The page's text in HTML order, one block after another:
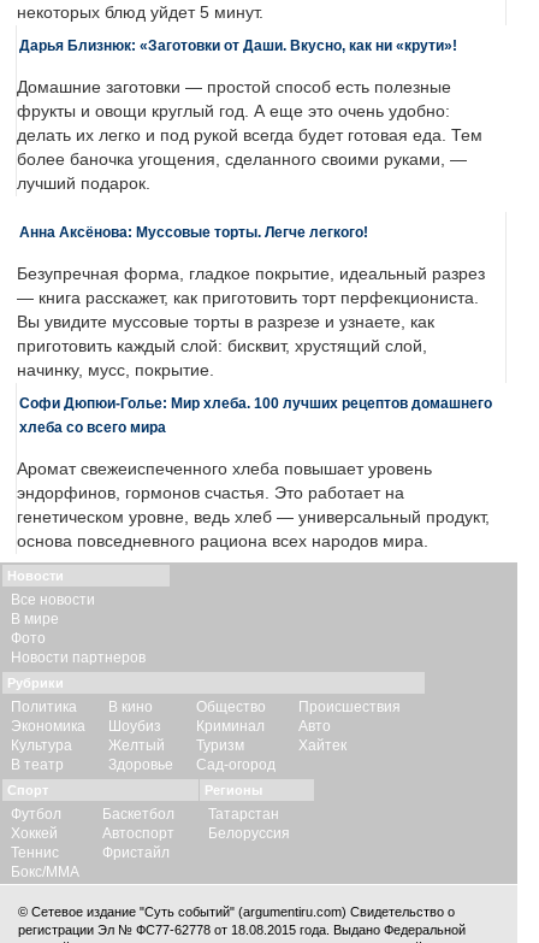
некоторых блюд уйдет 5 минут.
Дарья Близнюк: «Заготовки от Даши. Вкусно, как ни «крути»!
Домашние заготовки — простой способ есть полезные
фрукты и овощи круглый год. А еще это очень удобно:
делать их легко и под рукой всегда будет готовая еда. Тем
более баночка угощения, сделанного своими руками, —
лучший подарок.
Анна Аксёнова: Муссовые торты. Легче легкого!
Безупречная форма, гладкое покрытие, идеальный разрез
— книга расскажет, как приготовить торт перфекциониста.
Вы увидите муссовые торты в разрезе и узнаете, как
приготовить каждый слой: бисквит, хрустящий слой,
начинку, мусс, покрытие.
Софи Дюпюи-Голье: Мир хлеба. 100 лучших рецептов домашнего
хлеба со всего мира
Аромат свежеиспеченного хлеба повышает уровень
эндорфинов, гормонов счастья. Это работает на
генетическом уровне, ведь хлеб — универсальный продукт,
основа повседневного рациона всех народов мира.
Новости
Все новости
В мире
Фото
Новости партнеров
Рубрики
Политика
Экономика
Культура
В театр
В кино
Шоубиз
Желтый
Здоровье
Общество
Криминал
Туризм
Сад-огород
Происшествия
Авто
Хайтек
Спорт
Футбол
Хоккей
Теннис
Бокс/ММА
Баскетбол
Автоспорт
Фристайл
Регионы
Татарстан
Белоруссия
© Сетевое издание "Суть событий" (argumentiru.com) Свидетельство о
регистрации Эл № ФС77-62778 от 18.08.2015 года. Выдано Федеральной